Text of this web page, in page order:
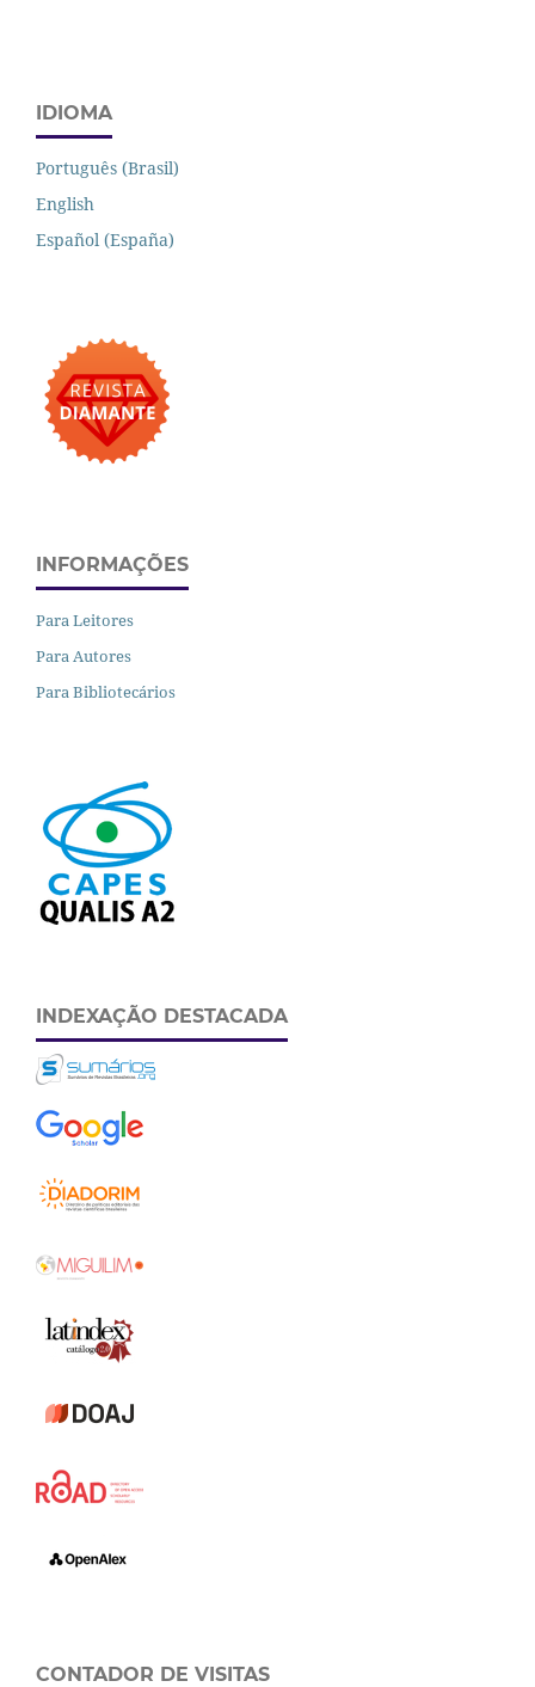
IDIOMA
Português (Brasil)
English
Español (España)
INFORMAÇÕES
Para Leitores
Para Autores
Para Bibliotecários
INDEXAÇÃO DESTACADA
CONTADOR DE VISITAS